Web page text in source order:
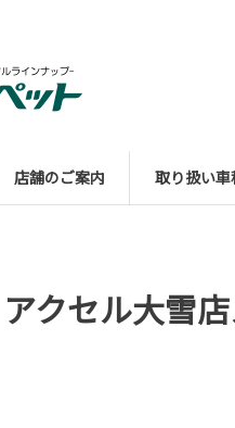
店舗のご案内 取り扱い車
アクセル大雪